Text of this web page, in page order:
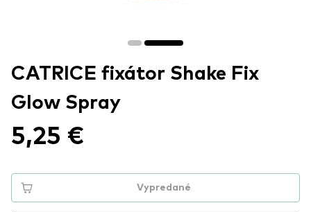
CATRICE fixátor Shake Fix
Glow Spray
5,25 €
Vypredané